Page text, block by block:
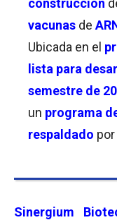
construcción
vacunas de
Ubicada en el
lista para
semestre de
un programa
respaldado por
Sinergium